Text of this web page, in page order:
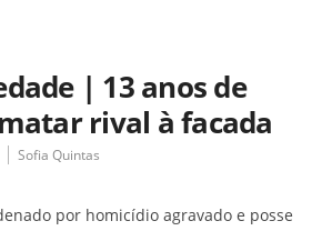
| 13 anos de
rival à facada
Sofia Quintas
por homicídio agravado e posse